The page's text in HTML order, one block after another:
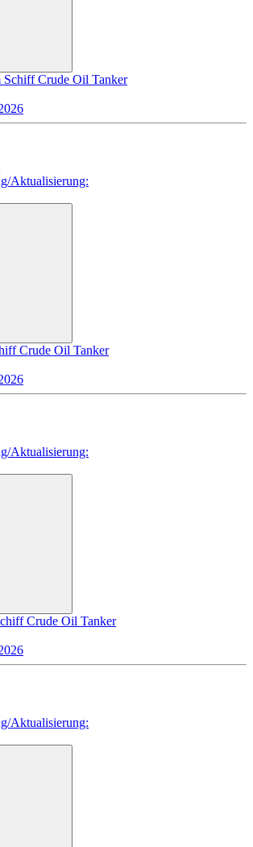
Schiff Crude Oil Tanker
Aktualisierung:
Crude Oil Tanker
Aktualisierung:
Crude Oil Tanker
Aktualisierung: